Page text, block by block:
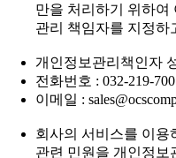
만을 처리하기 위하여
관리 책임자를 지정하
개인정보관리책인자
전화번호 : 032-219-
이메일 :
회사의 서비스를 이용
관련 민원을 개인정보